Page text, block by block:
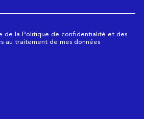
de la Politique de confidentialité et des
au traitement de mes données